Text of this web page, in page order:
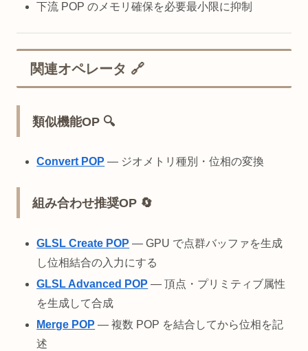
下流 POP のメモリ確保を必要最小限に抑制
関連オペレータ 🔗
類似機能OP 🔍
Convert POP — ジオメトリ種別・位相の変換
組み合わせ推奨OP 🔄
GLSL Create POP — GPU で点群バッファを生成
し位相結合の入力にする
GLSL Advanced POP — 頂点・プリミティブ属性
を生成して合成
Merge POP — 複数 POP を結合してから位相を記
述